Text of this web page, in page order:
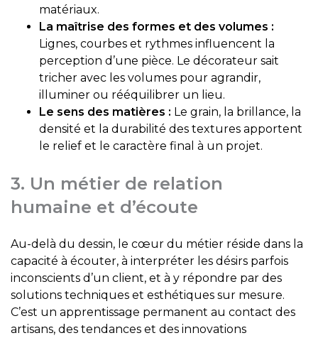
matériaux.
La maîtrise des formes et des volumes :
Lignes, courbes et rythmes influencent la
perception d’une pièce. Le décorateur sait
tricher avec les volumes pour agrandir,
illuminer ou rééquilibrer un lieu.
Le sens des matières : Le grain, la brillance, la
densité et la durabilité des textures apportent
le relief et le caractère final à un projet.
3. Un métier de relation
humaine et d’écoute
Au-delà du dessin, le cœur du métier réside dans la
capacité à écouter, à interpréter les désirs parfois
inconscients d’un client, et à y répondre par des
solutions techniques et esthétiques sur mesure.
C’est un apprentissage permanent au contact des
artisans, des tendances et des innovations